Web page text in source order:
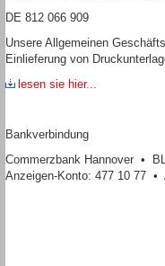
DE 812 066 909
Unsere Allgemeinen
Einlieferung von
lesen sie hier...
Bankverbindung
Commerzbank Hannover •
Anzeigen-Konto: 477 10 77 •